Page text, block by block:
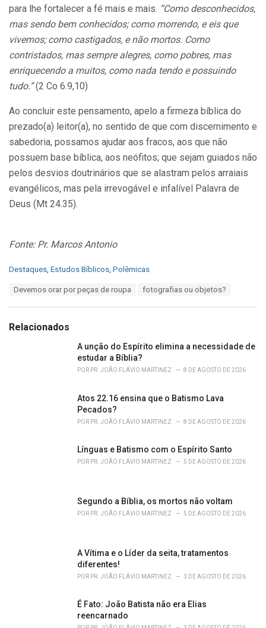
para lhe fortalecer a fé mais e mais. “Como desconhecidos,
mas sendo bem conhecidos; como morrendo, e eis que
vivemos; como castigados, e não mortos. Como
contristados, mas sempre alegres, como pobres, mas
enriquecendo a muitos, como nada tendo e possuindo
tudo.”(2 Co 6.9,10)
Ao concluir este pensamento, apelo a firmeza bíblica do
prezado(a) leitor(a), no sentido de que com discernimento e
sabedoria, possamos ajudar aos fracos, aos que não
possuem base bíblica, aos neófitos; que sejam guiados não
pelos desvios doutrinários que se alastram pelos arraiais
evangélicos, mas pela irrevogável e infalível Palavra de
Deus (Mt 24.35).
Fonte: Pr. Marcos Antonio
C
o
r
Destaques, Estudos Bíblicos, Polêmicas
:
Devemos orar por peças de roupa fotografias ou objetos?
Relacionados
A unção do Espírito elimina a necessidade de
estudar a Bíblia?
POR PR. JOÃO FLÁVIO MARTINEZ 8 DE AGOSTO DE 2026
Atos 22.16 ensina que o Batismo Lava
Pecados?
POR PR. JOÃO FLÁVIO MARTINEZ 8 DE AGOSTO DE 2026
Línguas e Batismo com o Espírito Santo
POR PR. JOÃO FLÁVIO MARTINEZ 5 DE AGOSTO DE 2026
Segundo a Bíblia, os mortos não voltam
POR PR. JOÃO FLÁVIO MARTINEZ 5 DE AGOSTO DE 2026
A Vítima e o Líder da seita, tratamentos
diferentes!
POR PR. JOÃO FLÁVIO MARTINEZ 3 DE AGOSTO DE 2026
É Fato: João Batista não era Elias
reencarnado